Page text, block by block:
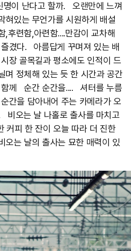
명이 난다고 할까. 오랜만에 느껴
혀있는 무언가를 시원하게 배설
후련함,아련함....만감이 교차해
겼다. 아름답게 꾸며져 있는 배
장 골목길과 평소에도 인적이 드
정체해 있는 듯 한 시간과 공간
함께 순간 순간을.... 셔터를 누름
간을 담아내어 주는 카메라가 오
비오는 날 나홀로 출사를 마치고
커피 한 잔이 오늘 따라 더 진한
는 날의 출사는 묘한 매력이 있